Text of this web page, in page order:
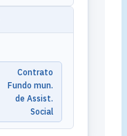
Contrato
Fundo mun.
de Assist.
Social